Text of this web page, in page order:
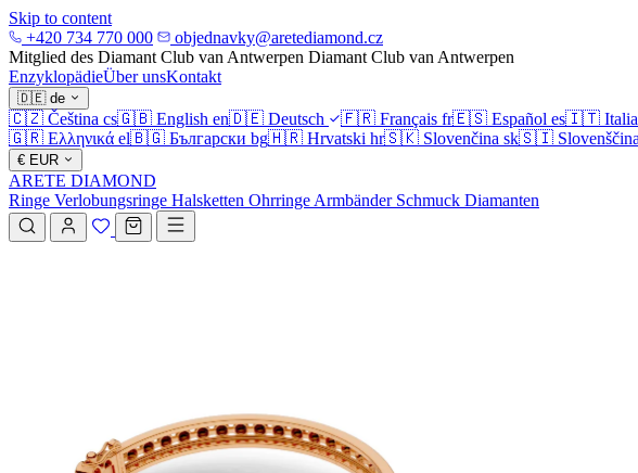
Skip to content
+420 734 770 000
objednavky@aretediamond.cz
Mitglied des Diamant Club van Antwerpen Diamant Club van Antwerpen
EnzyklopädieÜber unsKontakt
🇩🇪 de
🇨🇿 Čeština cs🇬🇧 English en🇩🇪 Deutsch 🇫🇷 Français fr🇪🇸 Español es🇮🇹
🇬🇷 Ελληνικά el🇧🇬 Български bg🇭🇷 Hrvatski hr🇸🇰 Slovenčina sk🇸🇮 Slovenščina
€ EUR
ARETE DIAMOND
Ringe Verlobungsringe Halsketten Ohrringe Armbänder Schmuck Diamanten